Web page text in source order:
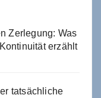
Zerlegung: Was
erzählt
tatsächliche